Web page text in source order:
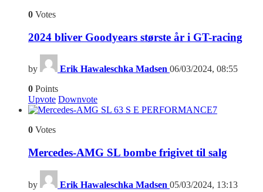
0 Votes
2024 bliver Goodyears største år i GT-racing
by Erik Hawaleschka Madsen 06/03/2024, 08:55
0 Points
Upvote Downvote
7
0 Votes
Mercedes-AMG SL bombe frigivet til salg
by Erik Hawaleschka Madsen 05/03/2024, 13:13